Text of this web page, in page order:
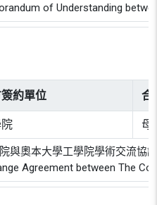
of Understanding
約單位 合
母
與奧本大學工學院學術交流協
Agreement between The